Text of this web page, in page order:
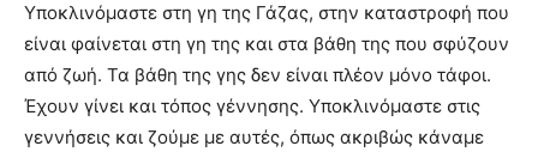
Υποκλινόμαστε στη γη της Γάζας, στην καταστροφή που
είναι φαίνεται στη γη της και στα βάθη της που σφύζουν
από ζωή. Τα βάθη της γης δεν είναι πλέον μόνο τάφοι.
Έχουν γίνει και τόπος γέννησης. Υποκλινόμαστε στις
γεννήσεις και ζούμε με αυτές, όπως ακριβώς κάναμε